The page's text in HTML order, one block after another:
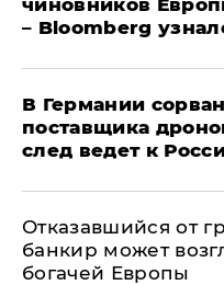
чиновников
– Bloomberg
​В Германии
поставщика
след ведет к
Отказавшийся от
банкир может
богачей Европы